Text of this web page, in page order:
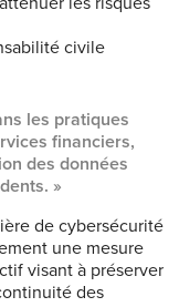
civile
les pratiques
financiers,
des données
»
de cybersécurité
une mesure
visant à préserver
des